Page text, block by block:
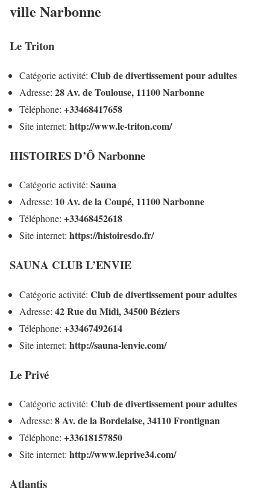
ville Narbonne
Le Triton
Catégorie activité: Club de divertissement pour adultes
Adresse: 28 Av. de Toulouse, 11100 Narbonne
Téléphone: +33468417658
Site internet: http://www.le-triton.com/
HISTOIRES D’Ô Narbonne
Catégorie activité: Sauna
Adresse: 10 Av. de la Coupé, 11100 Narbonne
Téléphone: +33468452618
Site internet: https://histoiresdo.fr/
SAUNA CLUB L’ENVIE
Catégorie activité: Club de divertissement pour adultes
Adresse: 42 Rue du Midi, 34500 Béziers
Téléphone: +33467492614
Site internet: http://sauna-lenvie.com/
Le Privé
Catégorie activité: Club de divertissement pour adultes
Adresse: 8 Av. de la Bordelaise, 34110 Frontignan
Téléphone: +33618157850
Site internet: http://www.leprive34.com/
Atlantis